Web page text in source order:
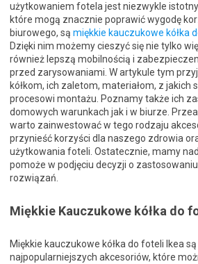
użytkowaniem fotela jest niezwykle
które mogą znacznie poprawić wygodę
biurowego, są miękkie kauczukowe kółka
Dzięki nim możemy cieszyć się nie tylko
również lepszą mobilnością i
przed zarysowaniami. W artykule tym
kółkom, ich zaletom, materiałom, z jakich
procesowi montażu. Poznamy także ich
domowych warunkach jak i w biurze.
warto zainwestować w tego rodzaju
przynieść korzyści dla naszego zdrowia
użytkowania foteli. Ostatecznie, mamy
pomoże w podjęciu decyzji o
rozwiązań.
Miękkie Kauczukowe kółka do
Miękkie kauczukowe kółka do foteli Ikea
najpopularniejszych akcesoriów, które